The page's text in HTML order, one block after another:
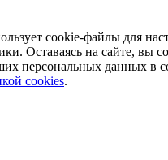
cookie-файлы для
Оставаясь на сайте, вы
персональных данных в
cookies.